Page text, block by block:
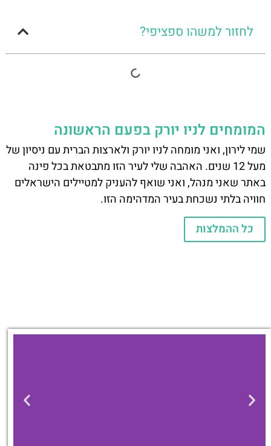
לחזור למשהו ספציפי?
המומחים לניו יורק בפעם הראשונה
שמי לירון, ואני מומחה לניו יורק ולארצות הברית עם ניסיון של
מעל 12 שנים. האהבה שלי לעיר הזו מתבטאת בכל פינה
באתר שאני מנהל, ואני שואף להעניק למטיילים הישראלים
חוויה בלתי נשכחת בעיר המדהימה הזו.
כל ההמלצות